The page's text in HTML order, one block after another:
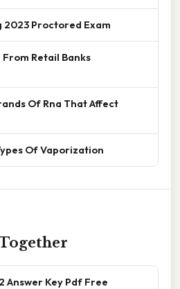
2023 Proctored Exam
Retail Banks
Of Rna That Affect
Of Vaporization
Answer Key Pdf Free